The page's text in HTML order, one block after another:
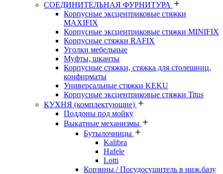
СОЕДИНИТЕЛЬНАЯ ФУРНИТУРА
Корпусные эксцентриковые стяжки
MAXIFIX
Корпусные эксцентриковые стяжки MINIFIX
Корпусные стяжки RAFIX
Уголки мебельные
Муфты, шканты
Корпусные стяжки, стяжка для столешниц,
конфирматы
Универсальные стяжки KEKU
Корпусные эксцентриковые стяжки Titus
КУХНЯ (комплектующие)
Поддоны под мойку
Выкатные механизмы
Бутылочницы
Kalibra
Hafele
Lotti
Корзины / Посудосушитель в ниж.базу